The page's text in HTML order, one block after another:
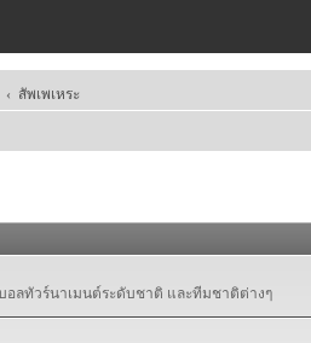
‹ สัพเพเหระ
ลทัวร์นาเมนต์ระดับชาติ และทีมชาติต่างๆ